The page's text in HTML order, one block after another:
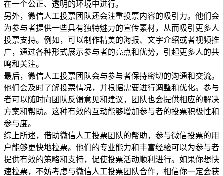
在一个公正、透明的环境中进行。
另外，微信人工投票团队还会注重投票内容的吸引力。他们会
为参与者提供一些具有独特魅力的宣传素材，从而吸引更多人
投票支持。例如，可以制作精美的海报、文字介绍或者视频推
广，通过各种形式展示参与者的亮点和优势，引起更多人的共
鸣和关注。
最后，微信人工投票团队会与参与者保持密切的沟通和交流。
他们会及时了解投票情况，并根据需要进行调整和优化。参与
者可以随时向团队反馈意见和建议，团队也会提供相应的解决
方案和帮助。这种有效的互动能够增加参与者的投票积极性和
参与度。
综上所述，借助微信人工投票团队的帮助，参与微信投票的用
户能够更快地拉票。他们的专业能力和丰富经验可以为参与者
提供有效的策略和支持，促使投票活动顺利进行。如果你想快
速拉票，不妨考虑与微信人工投票团队合作，相信你一定会获